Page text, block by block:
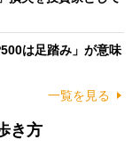
は足踏み」が意味
一覧を見る
き方